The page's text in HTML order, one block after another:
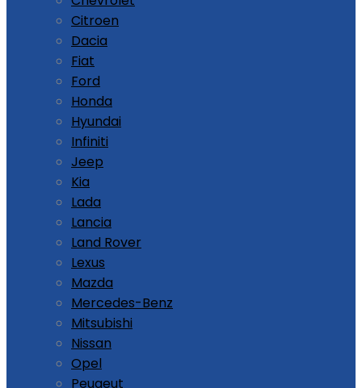
Citroen
Dacia
Fiat
Ford
Honda
Hyundai
Infiniti
Jeep
Kia
Lada
Lancia
Land Rover
Lexus
Mazda
Mercedes-Benz
Mitsubishi
Nissan
Opel
Peugeut